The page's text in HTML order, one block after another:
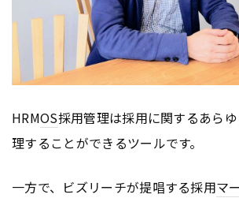
HRMOS採用管理は採用に関するあら
理することができるツールです。
一方で、ビズリーチが提唱する採用マ